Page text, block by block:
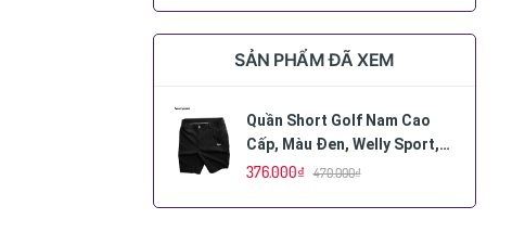
SẢN PHẨM ĐÃ XEM
Quần Short Golf Nam Cao
Cấp, Màu Đen, Welly Sport,
Mã QG01
376.000₫ 470.000₫